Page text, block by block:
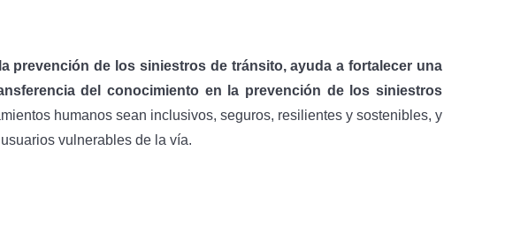
prevención de los siniestros de tránsito, ayuda a fortalecer una
del conocimiento en la prevención de los siniestros
humanos sean inclusivos, seguros, resilientes y sostenibles, y
vulnerables de la vía.